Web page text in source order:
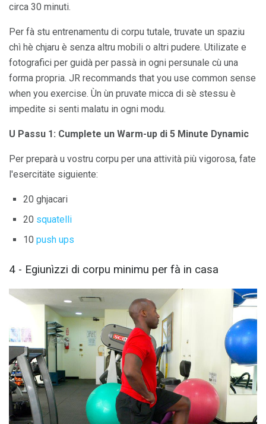
circa 30 minuti.
Per fà stu entrenamentu di corpu tutale, truvate un spaziu
chì hè chjaru è senza altru mobili o altri pudere. Utilizate e
fotografici per guidà per passà in ogni persunale cù una
forma propria. JR recommands that you use common sense
when you exercise. Ùn ùn pruvate micca di sè stessu è
impedite si senti malatu in ogni modu.
U Passu 1: Cumplete un Warm-up di 5 Minute Dynamic
Per preparà u vostru corpu per una attività più vigorosa, fate
l'esercitäte siguiente:
20 ghjacari
20 squatelli
10 push ups
4 - Egiunìzzi di corpu minimu per fà in casa